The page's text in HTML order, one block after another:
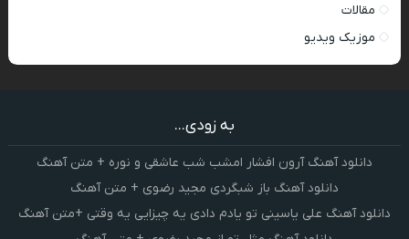
مقالات
موزیک ویدیو
به زودی...
دانلود آهنگ آرون افشار امشب شب عاشقی و نوره + متن آهنگ
دانلود آهنگ باز شبگردی مجید رضوی + متن آهنگ
دانلود آهنگ علی یاسینی تو یادم دادی یه چیزایی یه وقتی +متن آهنگ